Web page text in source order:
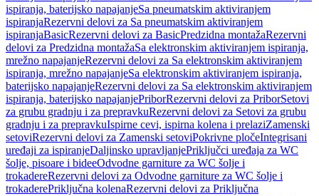
ispiranja, baterijsko napajanjeSa pneumatskim aktiviranjem
ispiranjaRezervni delovi za Sa pneumatskim aktiviranjem
ispiranjaBasicRezervni delovi za BasicPredzidna montažaRezervni
delovi za Predzidna montažaSa elektronskim aktiviranjem ispiranja,
mrežno napajanjeRezervni delovi za Sa elektronskim aktiviranjem
ispiranja, mrežno napajanjeSa elektronskim aktiviranjem ispiranja,
baterijsko napajanjeRezervni delovi za Sa elektronskim aktiviranjem
ispiranja, baterijsko napajanjePriborRezervni delovi za PriborSetovi
za grubu gradnju i za prepravkuRezervni delovi za Setovi za grubu
gradnju i za prepravkuIspirne cevi, ispirna kolena i prelaziZamenski
setoviRezervni delovi za Zamenski setoviPokrivne pločeIntegrisani
uređaji za ispiranjeDaljinsko upravljanjePriključci uređaja za WC
šolje, pisoare i bideeOdvodne garniture za WC šolje i
trokadereRezervni delovi za Odvodne garniture za WC šolje i
trokaderePriključna kolenaRezervni delovi za Priključna